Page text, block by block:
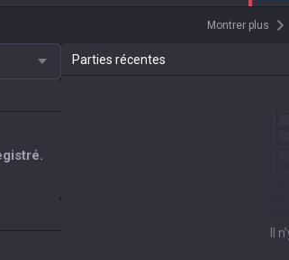
Montrer plus
Parties récentes
Il